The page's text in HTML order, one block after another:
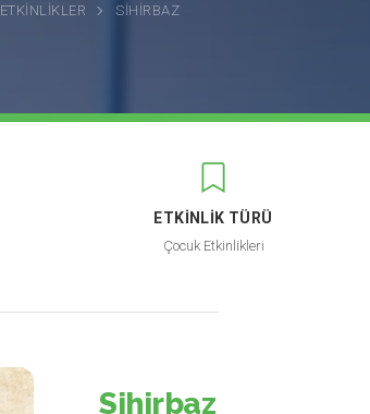
ETKINLIKLER SIHIRBAZ
ETKİNLİK TÜRÜ
Çocuk Etkinlikleri
Sihirbaz